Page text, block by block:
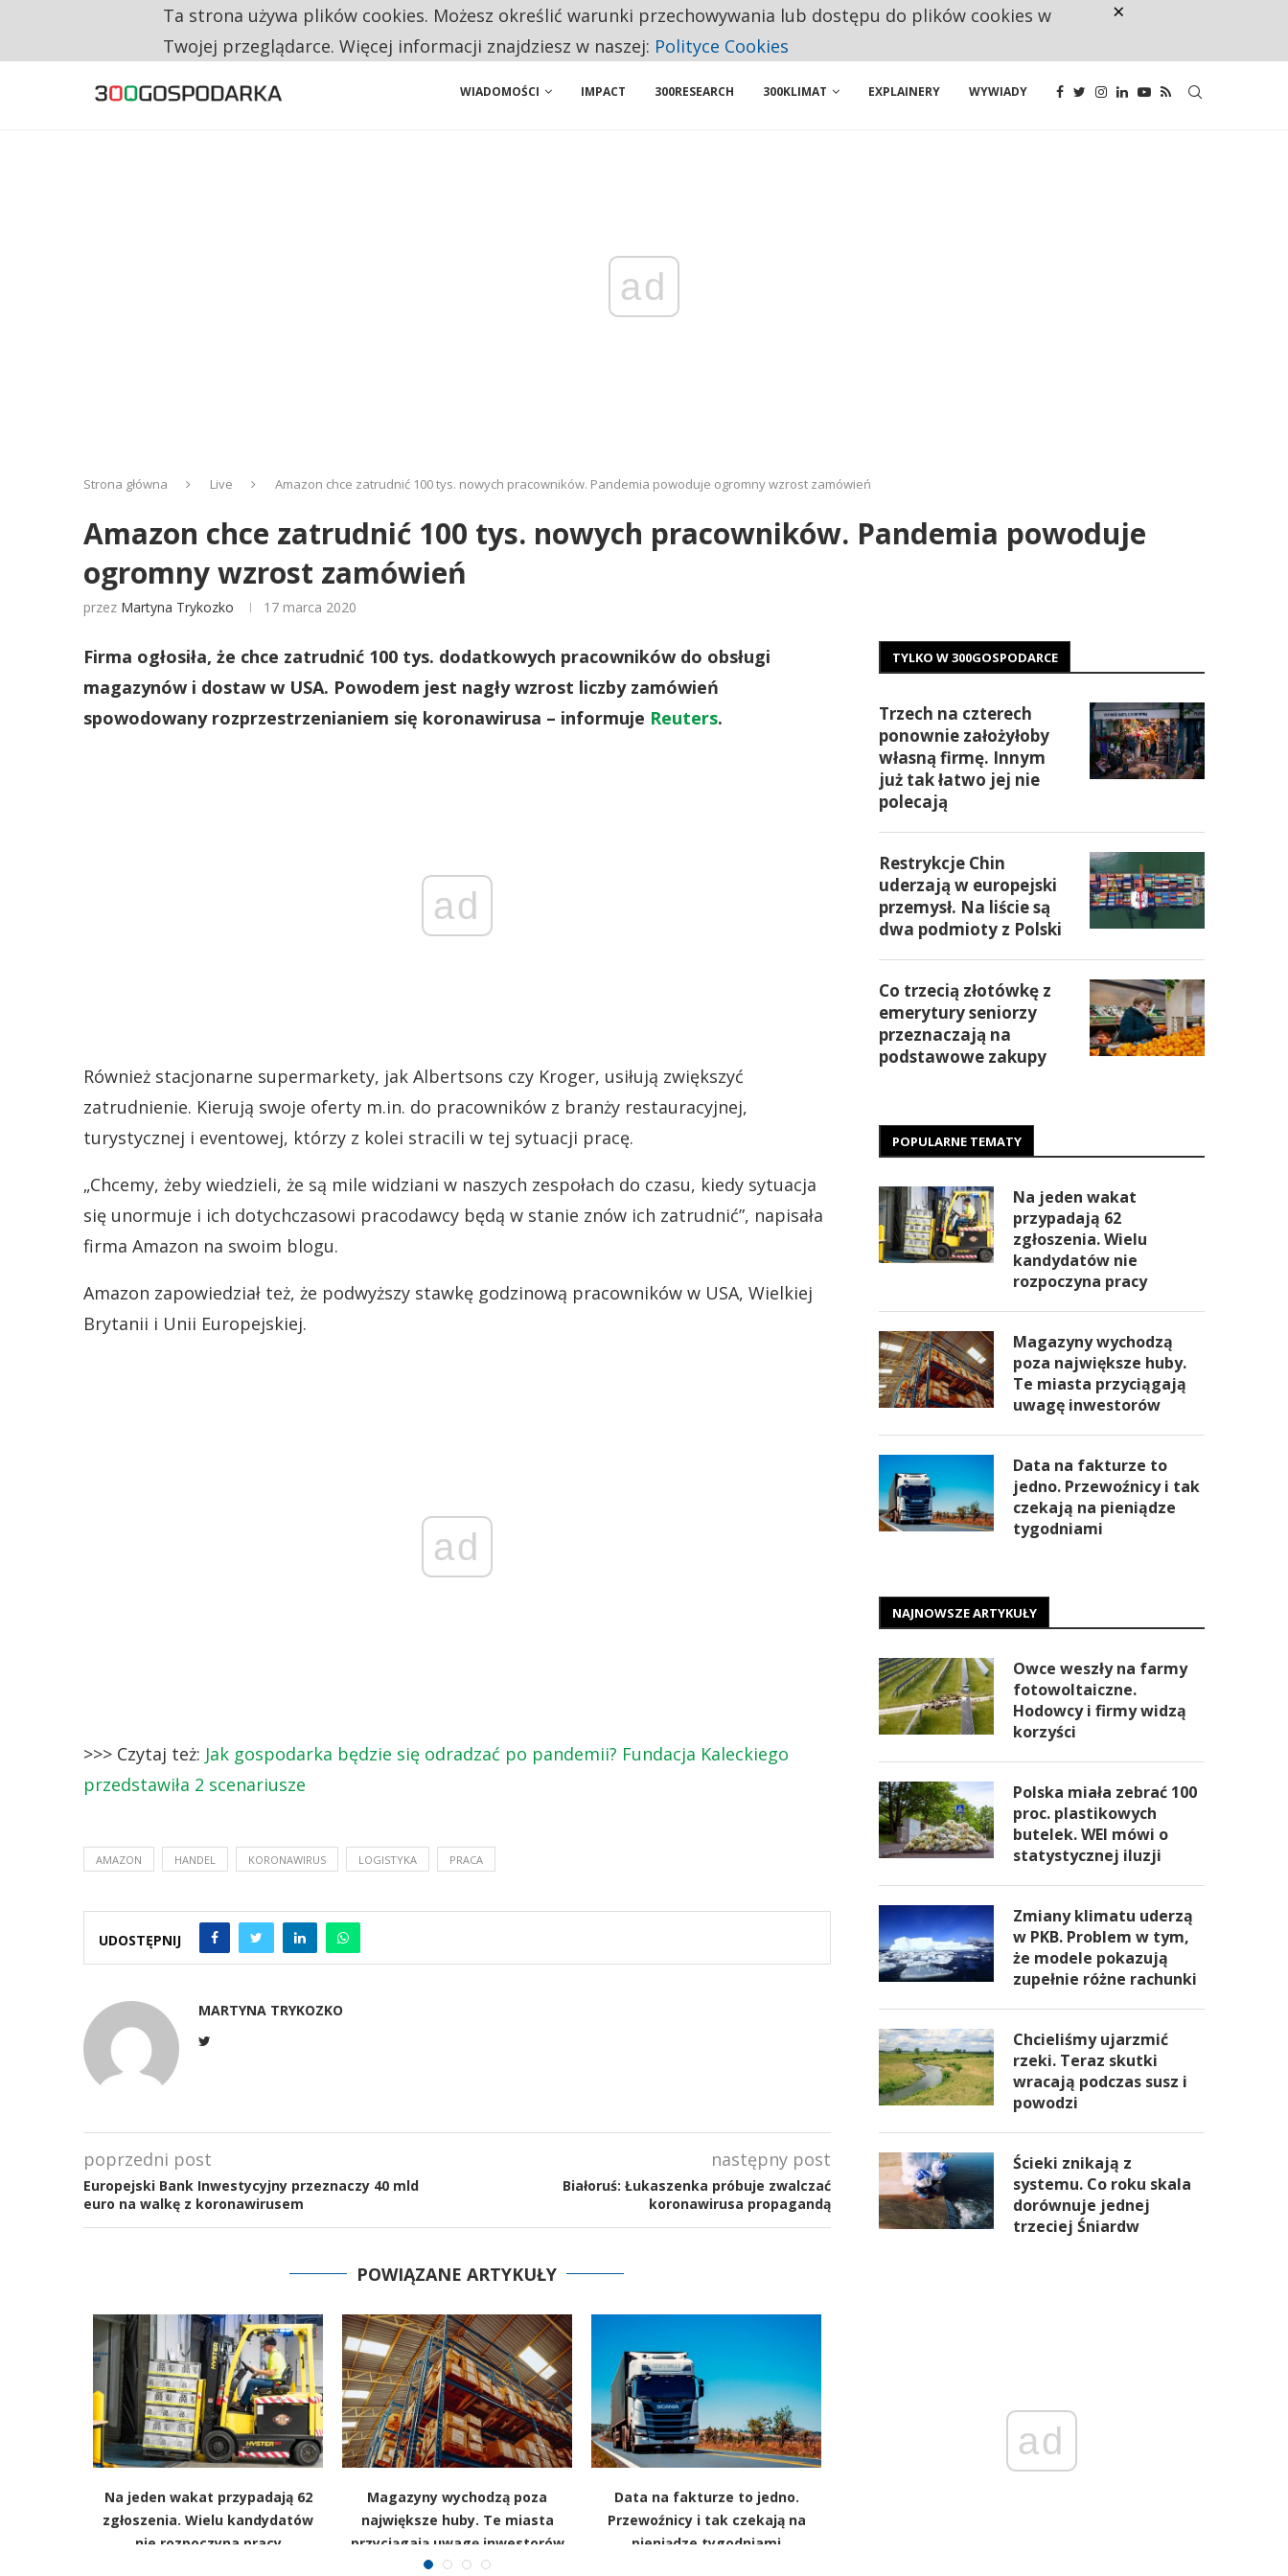
CO TRZECIĄ ZŁOTÓWKĘ Z EMERYTURY SENIORZY PRZEZNACZAJĄ NA PODSTAWOWE ZAKUPY
WIADOMOŚCI IMPACT 300RESEARCH 300KLIMAT EXPLAINERY WYWIADY
ad
Strona główna Live Amazon chce zatrudnić 100 tys. nowych pracowników. Pandemia powoduje ogromny wzrost zamówień
Amazon chce zatrudnić 100 tys. nowych pracowników. Pandemia powoduje
ogromny wzrost zamówień
przez Martyna Trykozko 17 marca 2020
Firma ogłosiła, że chce zatrudnić 100 tys. dodatkowych pracowników do obsługi
magazynów i dostaw w USA. Powodem jest nagły wzrost liczby zamówień
spowodowany rozprzestrzenianiem się koronawirusa – informuje Reuters.
ad
Również stacjonarne supermarkety, jak Albertsons czy Kroger, usiłują zwiększyć
zatrudnienie. Kierują swoje oferty m.in. do pracowników z branży restauracyjnej,
turystycznej i eventowej, którzy z kolei stracili w tej sytuacji pracę.
„Chcemy, żeby wiedzieli, że są mile widziani w naszych zespołach do czasu, kiedy sytuacja
się unormuje i ich dotychczasowi pracodawcy będą w stanie znów ich zatrudnić”, napisała
firma Amazon na swoim blogu.
Amazon zapowiedział też, że podwyższy stawkę godzinową pracowników w USA, Wielkiej
Brytanii i Unii Europejskiej.
ad
>>> Czytaj też: Jak gospodarka będzie się odradzać po pandemii? Fundacja Kaleckiego
przedstawiła 2 scenariusze
AMAZON HANDEL KORONAWIRUS LOGISTYKA PRACA
UDOSTĘPNIJ
MARTYNA TRYKOZKO
poprzedni post
Europejski Bank Inwestycyjny przeznaczy 40 mld
euro na walkę z koronawirusem
następny post
Białoruś: Łukaszenka próbuje zwalczać
koronawirusa propagandą
POWIĄZANE ARTYKUŁY
Na jeden wakat przypadają 62
zgłoszenia. Wielu kandydatów
nie rozpoczyna pracy
Magazyny wychodzą poza
największe huby. Te miasta
przyciągają uwagę inwestorów
Data na fakturze to jedno.
Przewoźnicy i tak czekają na
pieniądze tygodniami
TYLKO W 300GOSPODARCE
Trzech na czterech
ponownie założyłoby
własną firmę. Innym
już tak łatwo jej nie
polecają
Restrykcje Chin
uderzają w europejski
przemysł. Na liście są
dwa podmioty z Polski
Co trzecią złotówkę z
emerytury seniorzy
przeznaczają na
podstawowe zakupy
POPULARNE TEMATY
Na jeden wakat
przypadają 62
zgłoszenia. Wielu
kandydatów nie
rozpoczyna pracy
Magazyny wychodzą
poza największe huby.
Te miasta przyciągają
uwagę inwestorów
Data na fakturze to
jedno. Przewoźnicy i tak
czekają na pieniądze
tygodniami
NAJNOWSZE ARTYKUŁY
Owce weszły na farmy
fotowoltaiczne.
Hodowcy i firmy widzą
korzyści
Polska miała zebrać 100
proc. plastikowych
butelek. WEI mówi o
statystycznej iluzji
Zmiany klimatu uderzą
w PKB. Problem w tym,
że modele pokazują
zupełnie różne rachunki
Chcieliśmy ujarzmić
rzeki. Teraz skutki
wracają podczas susz i
powodzi
Ścieki znikają z
systemu. Co roku skala
dorównuje jednej
trzeciej Śniardw
ad
Ta strona używa plików cookies. Możesz określić warunki przechowywania lub dostępu do plików cookies w
Twojej przeglądarce. Więcej informacji znajdziesz w naszej: Polityce Cookies
×